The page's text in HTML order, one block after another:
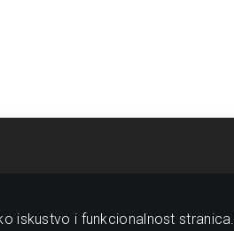
iskustvo i funkcionalnost stranica.